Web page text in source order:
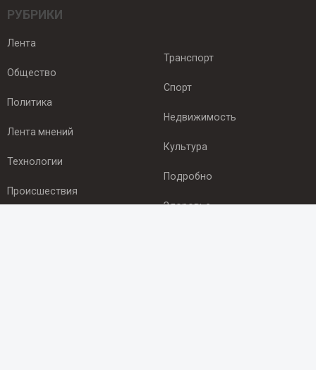
РУБРИКИ
Лента
Общество
Политика
Лента мнений
Технологии
Происшествия
Транспорт
Спорт
Недвижимость
Культура
Подробно
Здоровье